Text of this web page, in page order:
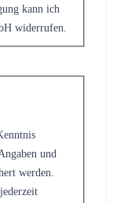
kann ich
widerrufen.
und
werden.